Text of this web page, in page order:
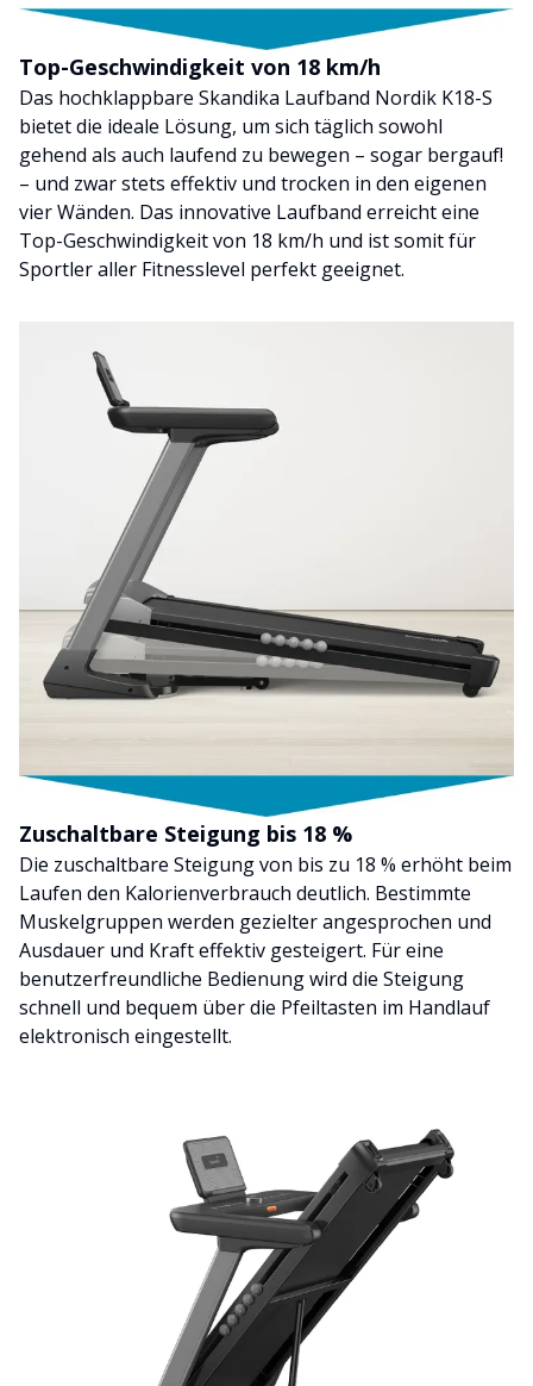
Top-Geschwindigkeit von 18 km/h
Das hochklappbare Skandika Laufband Nordik K18-S
bietet die ideale Lösung, um sich täglich sowohl
gehend als auch laufend zu bewegen – sogar bergauf!
– und zwar stets effektiv und trocken in den eigenen
vier Wänden. Das innovative Laufband erreicht eine
Top-Geschwindigkeit von 18 km/h und ist somit für
Sportler aller Fitnesslevel perfekt geeignet.
Zuschaltbare Steigung bis 18 %
Die zuschaltbare Steigung von bis zu 18 % erhöht beim
Laufen den Kalorienverbrauch deutlich. Bestimmte
Muskelgruppen werden gezielter angesprochen und
Ausdauer und Kraft effektiv gesteigert. Für eine
benutzerfreundliche Bedienung wird die Steigung
schnell und bequem über die Pfeiltasten im Handlauf
elektronisch eingestellt.